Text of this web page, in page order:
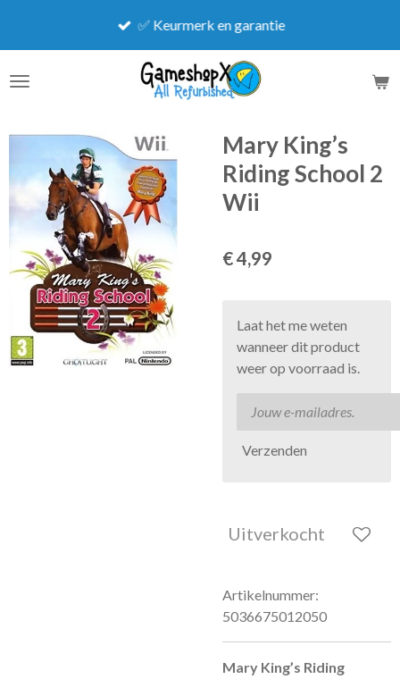
de
✅ Keurmerk en garantie
Mary King’s
Riding School 2
Wii
€ 4,99
Laat het me weten
wanneer dit product
weer op voorraad is.
Verzenden
Uitverkocht
Artikelnummer:
5036675012050
Mary King’s Riding